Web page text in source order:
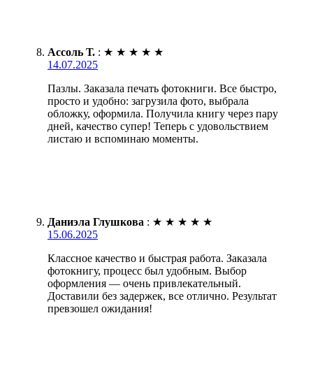
Ассоль Т. : ★ ★ ★ ★ ★
14.07.2025
Пазлы. Заказала печать фотокниги. Все быстро,
просто и удобно: загрузила фото, выбрала
обложку, оформила. Получила книгу через пару
дней, качество супер! Теперь с удовольствием
листаю и вспоминаю моменты.
Даниэла Глушкова : ★ ★ ★ ★ ★
15.06.2025
Классное качество и быстрая работа. Заказала
фотокнигу, процесс был удобным. Выбор
оформления — очень привлекательный.
Доставили без задержек, все отлично. Результат
превзошел ожидания!